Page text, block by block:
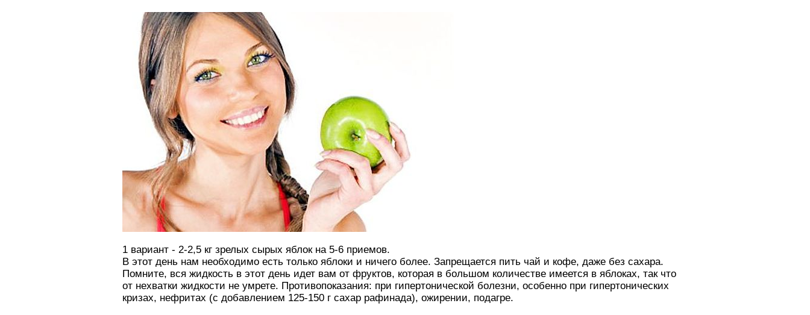
1 вариант - 2-2,5 кг зрелых сырых яблок на 5-6 приемов.
В этот день нам необходимо есть только яблоки и ничего более. Запрещается пить чай и кофе, даже без сахара.
Помните, вся жидкость в этот день идет вам от фруктов, которая в большом количестве имеется в яблоках, так что
от нехватки жидкости не умрете. Противопоказания: при гипертонической болезни, особенно при гипертонических
кризах, нефритах (с добавлением 125-150 г сахар рафинада), ожирении, подагре.